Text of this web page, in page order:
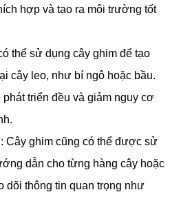
hợp và tạo ra môi trường tốt
thể sử dụng cây ghim để tạo
cây leo, như bí ngô hoặc bầu.
triển đều và giảm nguy cơ
Cây ghim cũng có thể được sử
dẫn cho từng hàng cây hoặc
dõi thông tin quan trọng như